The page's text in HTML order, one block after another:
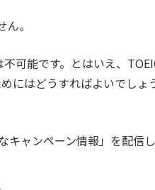
。
可能です。とはいえ、
にはどうすればよいでしょ
キャンペーン情報」を配信し